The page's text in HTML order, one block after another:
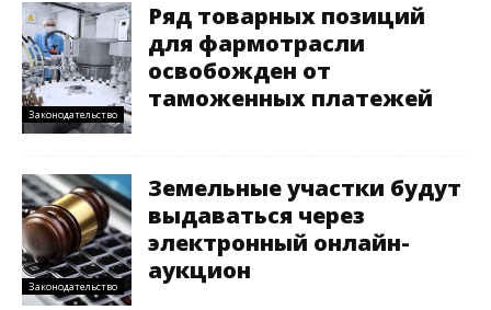
Законодательство
Ряд товарных позиций
для фармотрасли
освобожден от
таможенных платежей
Законодательство
Земельные участки будут
выдаваться через
электронный онлайн-
аукцион